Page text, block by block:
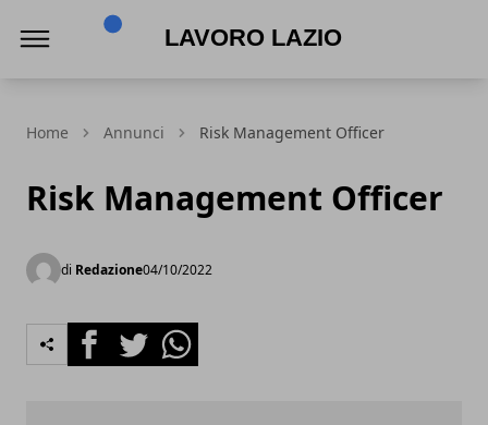
Home Annunci Risk Management Officer
Risk Management Officer
di Redazione04/10/2022
FacebookTwitterWhatsapp